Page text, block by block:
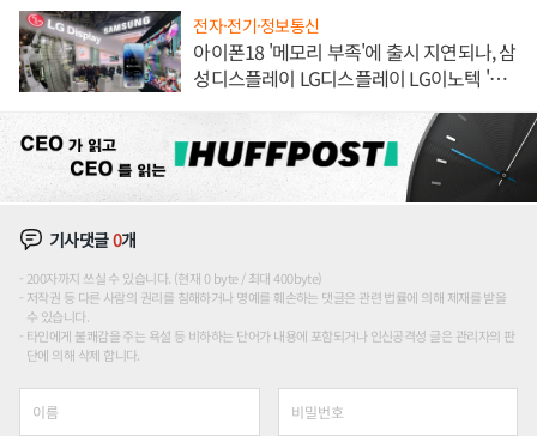
전자·전기·정보통신
아이폰18 '메모리 부족'에 출시 지연되나, 삼
성디스플레이 LG디스플레이 LG이노텍 '탈
기사댓글0개
200자까지 쓰실 수 있습니다. (현재 0 byte / 최대 400byte)
저작권 등 다른 사람의 권리를 침해하거나 명예를 훼손하는 댓글은 관련 법률에 의해 제재를 받을
수 있습니다.
타인에게 불쾌감을 주는 욕설 등 비하하는 단어가 내용에 포함되거나 인신공격성 글은 관리자의 판
단에 의해 삭제 합니다.